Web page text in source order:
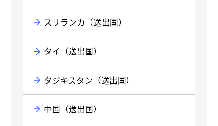
スリランカ（送出国）
タイ（送出国）
タジキスタン（送出国）
中国（送出国）